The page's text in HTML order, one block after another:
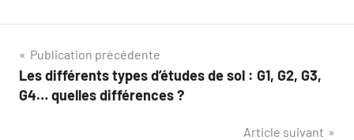
Navigation
de
Publication précédente
Les différents types d’études de sol : G1, G2, G3,
G4… quelles différences ?
Article suivant